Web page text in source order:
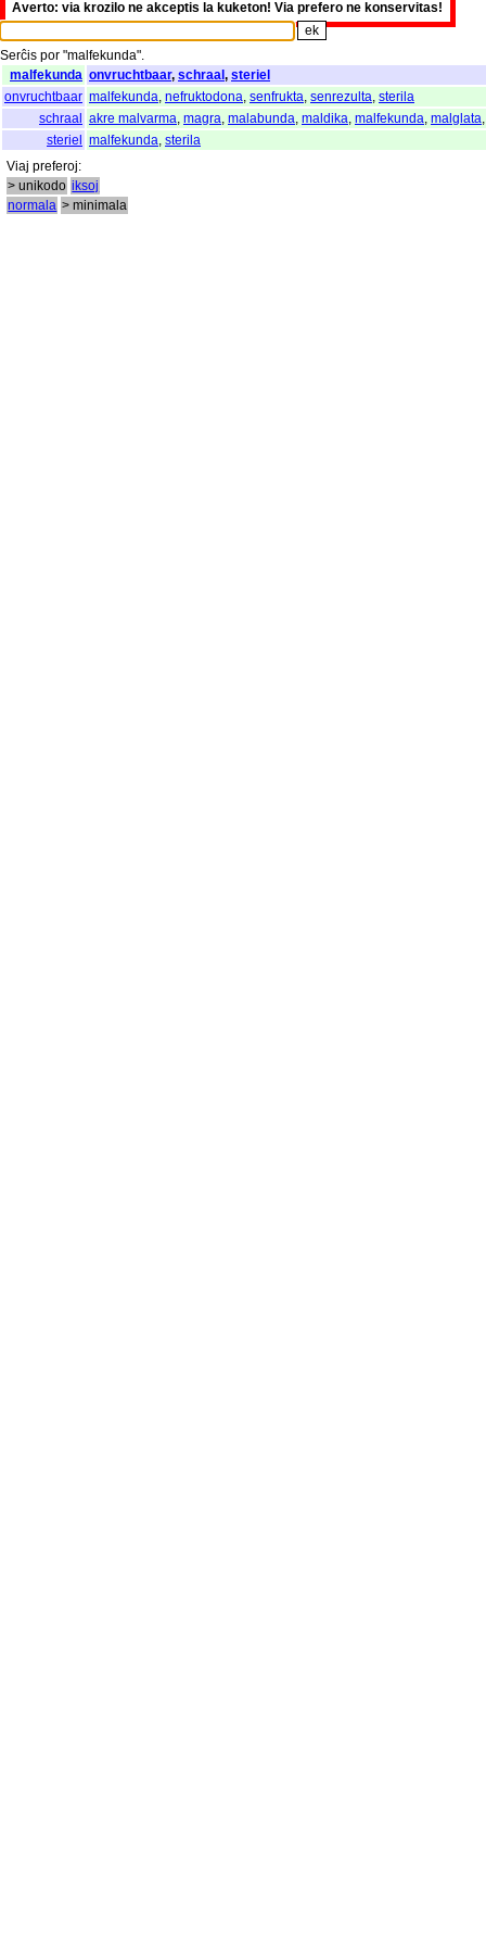
Averto: via krozilo ne akceptis la kuketon! Via prefero ne konservitas!
Serĉis por "malfekunda".
malfekunda onvruchtbaar, schraal, steriel
onvruchtbaar malfekunda nefruktodona senfrukta senrezulta sterila
schraal akre malvarma magra malabunda maldika malfekunda malglata
steriel malfekunda sterila
Viaj preferoj:
> unikodo iksoj
normala > minimala